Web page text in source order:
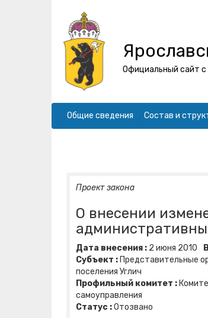
Официальный сайт с
Общие сведения Состав и
Проект закона
О внесении
Дата внесения : 2 июня 2010
Субъект : Представительные
поселения Углич
Профильный комитет :
самоуправления
Статус :Отозвано